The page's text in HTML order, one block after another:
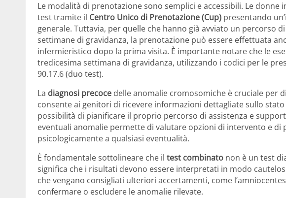
Le modalità di prenotazione sono semplici e accessibili. Le donne
test tramite il Centro Unico di Prenotazione (Cup) presentando
generale. Tuttavia, per quelle che hanno già avviato un percorso
settimane di gravidanza, la prenotazione può essere effettuata
infermieristico dopo la prima visita. È importante notare che le
tredicesima settimana di gravidanza, utilizzando i codici per le
90.17.6 (duo test).
La diagnosi precoce delle anomalie cromosomiche è cruciale per
consente ai genitori di ricevere informazioni dettagliate sullo
possibilità di pianificare il proprio percorso di assistenza e
eventuali anomalie permette di valutare opzioni di intervento e di
psicologicamente a qualsiasi eventualità.
È fondamentale sottolineare che il test combinato non è un test
significa che i risultati devono essere interpretati in modo
che vengano consigliati ulteriori accertamenti, come
confermare o escludere le anomalie rilevate.